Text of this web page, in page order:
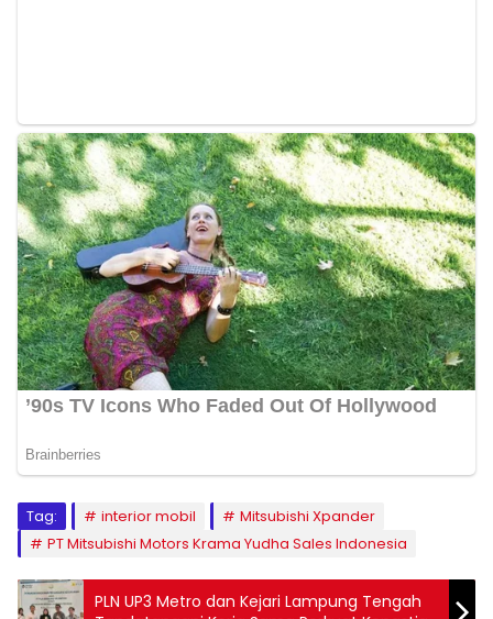
Tag: interior mobil
Mitsubishi Xpander
PT Mitsubishi Motors Krama Yudha Sales Indonesia
PLN UP3 Metro dan Kejari Lampung Tengah